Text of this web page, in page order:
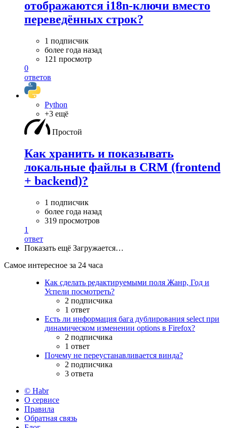
отображаются i18n‑ключи вместо
переведённых строк?
1 подписчик
более года назад
121 просмотр
0
ответов
Python
+3 ещё
Простой
Как хранить и показывать
локальные файлы в CRM (frontend
+ backend)?
1 подписчик
более года назад
319 просмотров
1
ответ
Показать ещё Загружается…
Самое интересное за 24 часа
Как сделать редактируемыми поля Жанр, Год и
Успели посмотреть?
2 подписчика
1 ответ
Есть ли информация бага дублирования select при
динамическом изменении options в Firefox?
2 подписчика
1 ответ
Почему не переустанавливается винда?
2 подписчика
3 ответа
© Habr
О сервисе
Правила
Обратная связь